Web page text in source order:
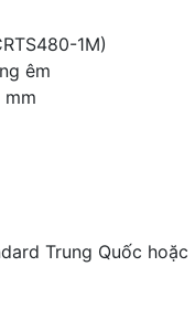
1M)
êm
mm
Trung Quốc hoặc